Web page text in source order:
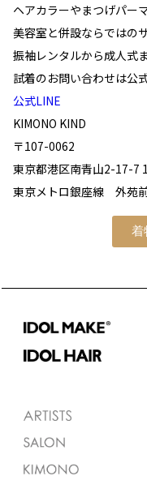
ヘアカラーやまつげパー
美容室と併設ならではの
振袖レンタルから成人式
試着のお問い合わせは公
公式LINE
KIMONO KIND
〒107-0062
東京都港区南青山2-17-7
東京メトロ銀座線 外苑
着